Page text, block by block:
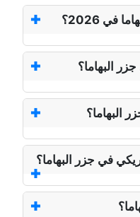
2026؟
البهاما؟
البهاما؟
في جزر البهاما؟